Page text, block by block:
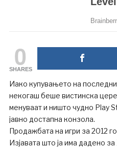
0
SHARES
Иако купувањето на
некогаш беше вистинска
менуваат и ништо чудно Play
јавно достапна конзола.
Продажбата на игри за 2012
Изјавата што ја има дадено